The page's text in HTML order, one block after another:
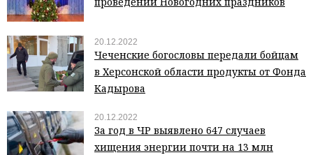
20.12.2022
Чеченские богословы передали бойцам
в Херсонской области продукты от Фонда
Кадырова
20.12.2022
За год в ЧР выявлено 647 случаев
хищения энергии почти на 13 млн